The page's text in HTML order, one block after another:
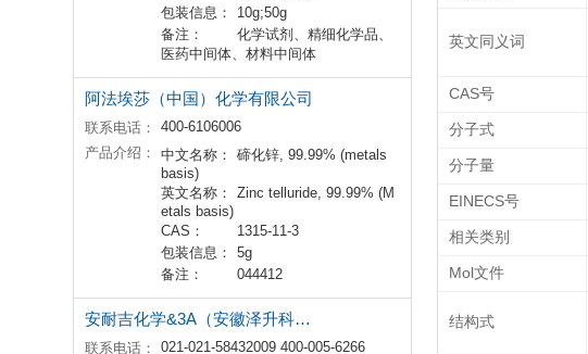
包装信息：
10g;50g
备注：
化学试剂、精细化学品、
医药中间体、材料中间体
阿法埃莎（中国）化学有限公司
联系电话：
400-6106006
产品介绍：
中文名称：
碲化锌, 99.99% (metals
basis)
英文名称：
Zinc telluride, 99.99% (M
etals basis)
CAS：
1315-11-3
包装信息：
5g
备注：
044412
安耐吉化学&3A（安徽泽升科技有限公司）
联系电话：
021-021-58432009 400-005-6266
英文同义词
CAS号
分子式
分子量
EINECS号
相关类别
Mol文件
结构式